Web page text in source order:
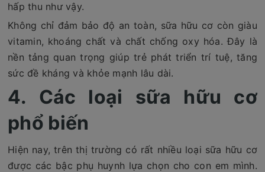
hấp thu như vậy.
Không chỉ đảm bảo độ an toàn, sữa hữu cơ còn giàu
vitamin, khoáng chất và chất chống oxy hóa. Đây là
nền tảng quan trọng giúp trẻ phát triển trí tuệ, tăng
sức đề kháng và khỏe mạnh lâu dài.
4. Các loại sữa hữu cơ
phổ biến
Hiện nay, trên thị trường có rất nhiều loại sữa hữu cơ
được các bậc phụ huynh lựa chọn cho con em mình.